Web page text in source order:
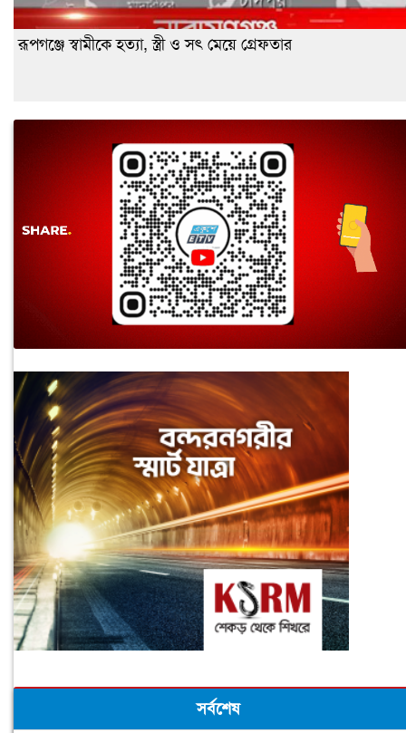
রূপগঞ্জে স্বামীকে হত্যা, স্ত্রী ও সৎ মেয়ে গ্রেফতার
সর্বশেষ